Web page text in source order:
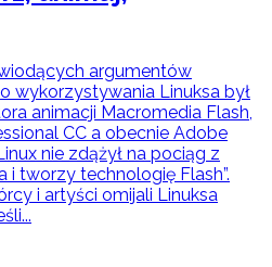
argumentów
wykorzystywania Linuksa był
animacji Macromedia Flash,
CC a obecnie Adobe
nie zdążył na pociąg z
i tworzy technologię Flash”.
i artyści omijali Linuksa